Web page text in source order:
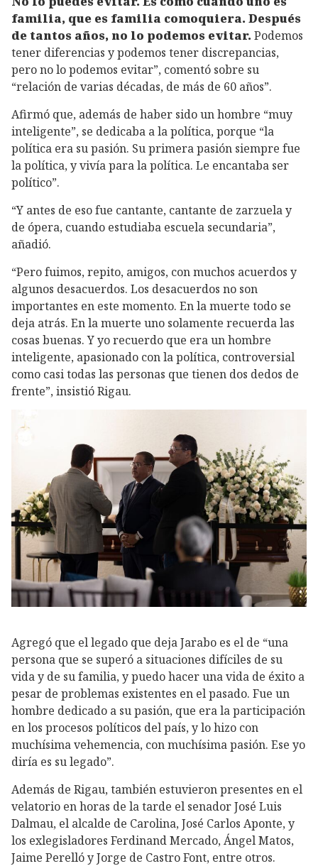
familia, que es familia comoquiera. Después
de tantos años, no lo podemos evitar. Podemos
tener diferencias y podemos tener discrepancias,
pero no lo podemos evitar”, comentó sobre su
“relación de varias décadas, de más de 60 años”.
Afirmó que, además de haber sido un hombre “muy
inteligente”, se dedicaba a la política, porque “la
política era su pasión. Su primera pasión siempre fue
la política, y vivía para la política. Le encantaba ser
político”.
“Y antes de eso fue cantante, cantante de zarzuela y
de ópera, cuando estudiaba escuela secundaria”,
añadió.
“Pero fuimos, repito, amigos, con muchos acuerdos y
algunos desacuerdos. Los desacuerdos no son
importantes en este momento. En la muerte todo se
deja atrás. En la muerte uno solamente recuerda las
cosas buenas. Y yo recuerdo que era un hombre
inteligente, apasionado con la política, controversial
como casi todas las personas que tienen dos dedos de
frente”, insistió Rigau.
Agregó que el legado que deja Jarabo es el de “una
persona que se superó a situaciones difíciles de su
vida y de su familia, y puedo hacer una vida de éxito a
pesar de problemas existentes en el pasado. Fue un
hombre dedicado a su pasión, que era la participación
en los procesos políticos del país, y lo hizo con
muchísima vehemencia, con muchísima pasión. Ese yo
diría es su legado”.
Además de Rigau, también estuvieron presentes en el
velatorio en horas de la tarde el senador José Luis
Dalmau, el alcalde de Carolina, José Carlos Aponte, y
los exlegisladores Ferdinand Mercado, Ángel Matos,
Jaime Perelló y Jorge de Castro Font, entre otros.